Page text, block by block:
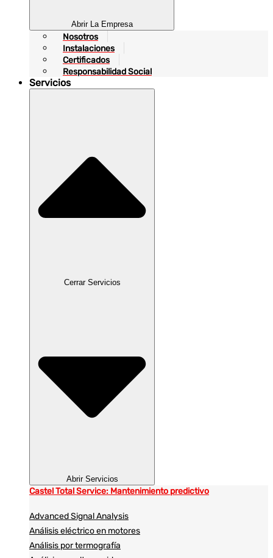
Abrir La Empresa
Nosotros
Instalaciones
Certificados
Responsabilidad Social
Servicios
Cerrar Servicios
Abrir Servicios
Castel Total Service: Mantenimiento predictivo
Advanced Signal Analysis
Análisis eléctrico en motores
Análisis por termografía